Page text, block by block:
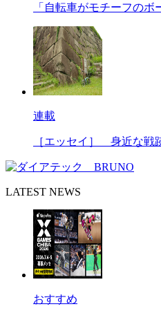
「自転車がモチーフの
連載
［エッセイ］ 身近な戦
LATEST NEWS
おすすめ